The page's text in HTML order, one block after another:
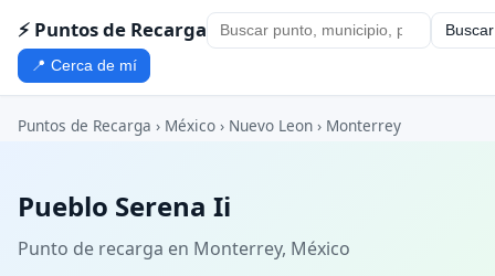
⚡ Puntos de Recarga Buscar
📍 Cerca de mí
Puntos de Recarga › México › Nuevo Leon › Monterrey
Pueblo Serena Ii
Punto de recarga en Monterrey, México